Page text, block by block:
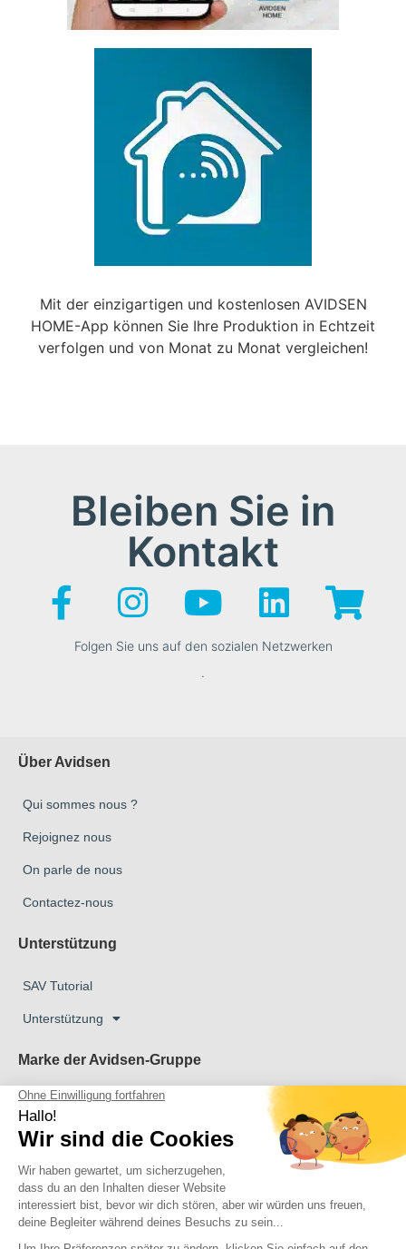
Mit der einzigartigen und kostenlosen AVIDSEN
HOME-App können Sie Ihre Produktion in Echtzeit
verfolgen und von Monat zu Monat vergleichen!
Bleiben Sie in
Kontakt
Folgen Sie uns auf den sozialen Netzwerken
.
Über Avidsen
Qui sommes nous ?
Rejoignez nous
On parle de nous
Contactez-nous
Unterstützung
SAV Tutorial
Unterstützung
Marke der Avidsen-Gruppe
Marke Avidsen
Marke Extel
Das Unternehmen Thomson
Das Unternehmen Philips